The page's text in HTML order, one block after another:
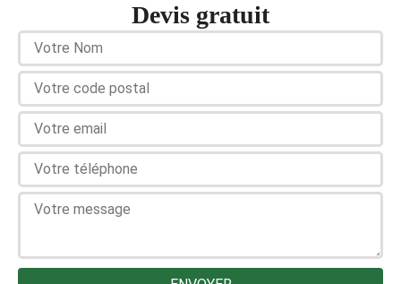
Devis gratuit